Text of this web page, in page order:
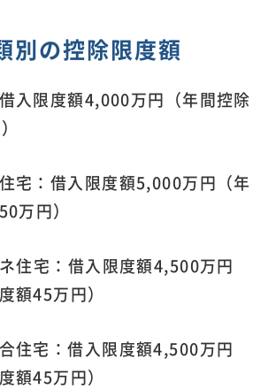
別の控除限度額
入限度額4,000万円（年間控除
宅：借入限度額5,000万円（年
万円）
住宅：借入限度額4,500万円
額45万円）
住宅：借入限度額4,500万円
額45万円）